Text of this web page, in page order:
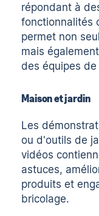
répondant à
fonctionnalités
permet non
mais
des équipes
Maison et jardin
Les
ou d'outils de
vidéos
astuces,
produits et
bricolage.